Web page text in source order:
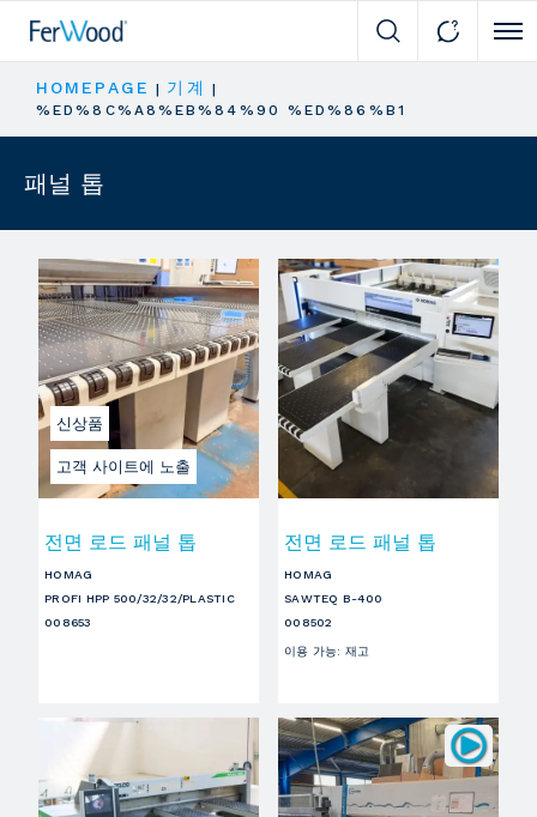
HOMEPAGE | 기계
|
%ED%8C%A8%EB%84%90 %ED%86%B1
패널 톱
고객 사이트에 노출
신상품
전면 로드 패널 톱
HOMAG
PROFI HPP 500/32/32/PLASTIC
008653
전면 로드 패널 톱
HOMAG
SAWTEQ B-400
008502
이용 가능: 재고